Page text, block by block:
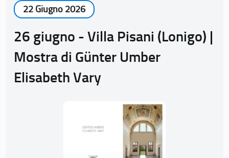
22 Giugno 2026
26 giugno - Villa Pisani (Lonigo) |
Mostra di Günter Umber
Elisabeth Vary